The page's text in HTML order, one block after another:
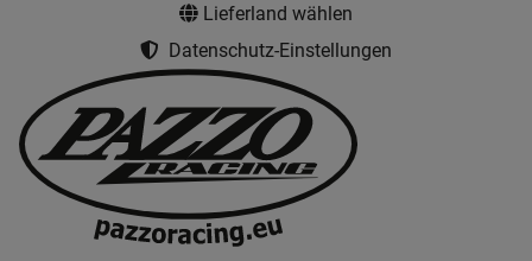
Lieferland wählen
Datenschutz-Einstellungen